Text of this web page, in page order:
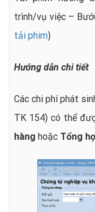
trình/vụ việc –
tải phim)
Hướng dẫn chi tiết
Các chi phí phát
TK 154) có thể
hàng hoặc Tổng